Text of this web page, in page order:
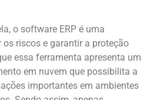
o software ERP é uma
riscos e garantir a proteção
essa ferramenta apresenta um
em nuvem que possibilita a
importantes em ambientes